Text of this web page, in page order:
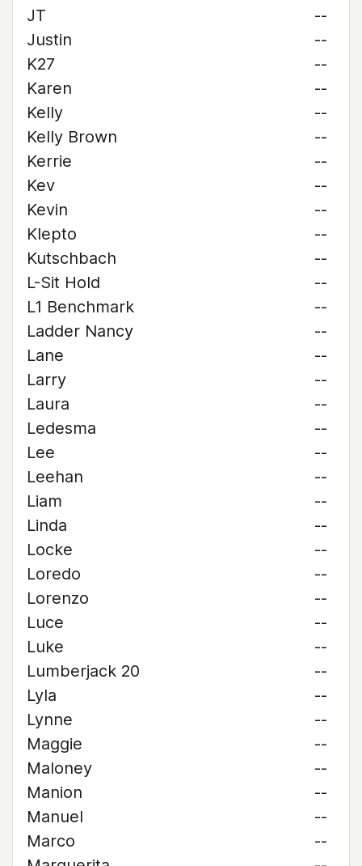
JT
--
Justin
--
K27
--
Karen
--
Kelly
--
Kelly Brown
--
Kerrie
--
Kev
--
Kevin
--
Klepto
--
Kutschbach
--
L-Sit Hold
--
L1 Benchmark
--
Ladder Nancy
--
Lane
--
Larry
--
Laura
--
Ledesma
--
Lee
--
Leehan
--
Liam
--
Linda
--
Locke
--
Loredo
--
Lorenzo
--
Luce
--
Luke
--
Lumberjack 20
--
Lyla
--
Lynne
--
Maggie
--
Maloney
--
Manion
--
Manuel
--
Marco
--